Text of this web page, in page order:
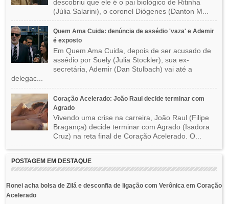
descobriu que ele é o pai biológico de Ritinha
(Júlia Salarini), o coronel Diógenes (Danton M...
Quem Ama Cuida: denúncia de assédio 'vaza' e Ademir
é exposto
Em Quem Ama Cuida, depois de ser acusado de
assédio por Suely (Julia Stockler), sua ex-
secretária, Ademir (Dan Stulbach) vai até a
delegac...
Coração Acelerado: João Raul decide terminar com
Agrado
Vivendo uma crise na carreira, João Raul (Filipe
Bragança) decide terminar com Agrado (Isadora
Cruz) na reta final de Coração Acelerado. O...
POSTAGEM EM DESTAQUE
Ronei acha bolsa de Zilá e desconfia de ligação com Verônica em Coração
Acelerado